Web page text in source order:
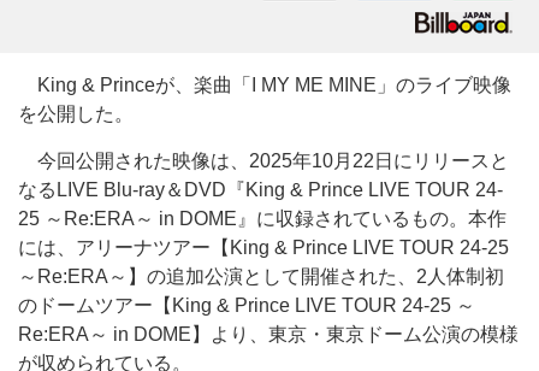
King & Princeが、楽曲「I MY ME MINE」のライブ映像
を公開した。
今回公開された映像は、2025年10月22日にリリースと
なるLIVE Blu-ray＆DVD『King & Prince LIVE TOUR 24-
25 ～Re:ERA～ in DOME』に収録されているもの。本作
には、アリーナツアー【King & Prince LIVE TOUR 24-25
～Re:ERA～】の追加公演として開催された、2人体制初
のドームツアー【King & Prince LIVE TOUR 24-25 ～
Re:ERA～ in DOME】より、東京・東京ドーム公演の模様
が収められている。